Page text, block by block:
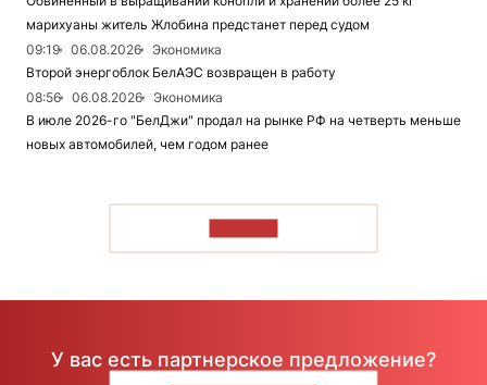
марихуаны житель Жлобина предстанет перед судом
09:19
06.08.2026
Экономика
Второй энергоблок БелАЭС возвращен в работу
08:56
06.08.2026
Экономика
В июле 2026-го "БелДжи" продал на рынке РФ на четверть меньше
новых автомобилей, чем годом ранее
У вас есть партнерское предложение?